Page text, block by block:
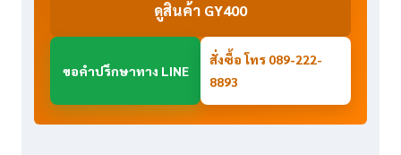
ดูสินค้า GY400
ขอคำปรึกษาทาง LINE
สั่งซื้อ โทร 089-222-
8893